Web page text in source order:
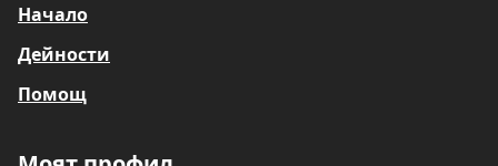
Начало
Дейности
Помощ